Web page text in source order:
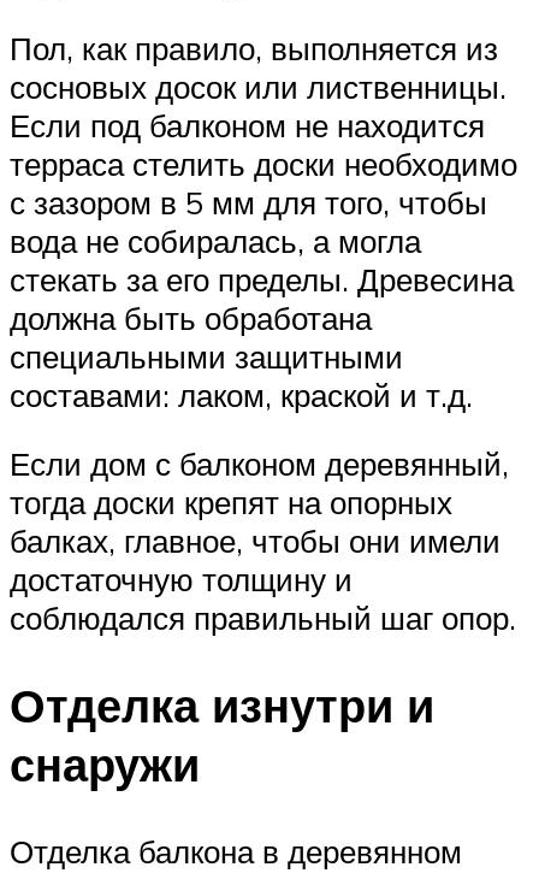
Пол, как правило, выполняется из
сосновых досок или лиственницы.
Если под балконом не находится
терраса стелить доски необходимо
с зазором в 5 мм для того, чтобы
вода не собиралась, а могла
стекать за его пределы. Древесина
должна быть обработана
специальными защитными
составами: лаком, краской и т.д.
Если дом с балконом деревянный,
тогда доски крепят на опорных
балках, главное, чтобы они имели
достаточную толщину и
соблюдался правильный шаг опор.
Отделка изнутри и
снаружи
Отделка балкона в деревянном